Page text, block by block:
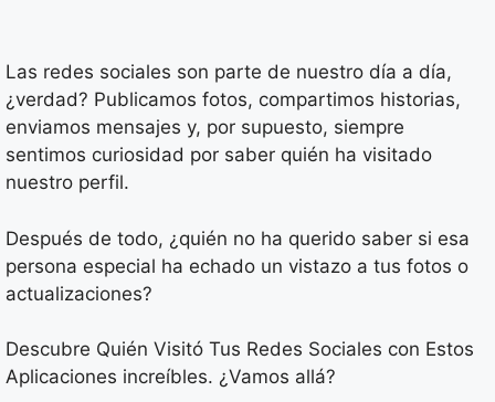
Las redes sociales son parte de nuestro día a día,
¿verdad? Publicamos fotos, compartimos historias,
enviamos mensajes y, por supuesto, siempre
sentimos curiosidad por saber quién ha visitado
nuestro perfil.
Después de todo, ¿quién no ha querido saber si esa
persona especial ha echado un vistazo a tus fotos o
actualizaciones?
Descubre Quién Visitó Tus Redes Sociales con Estos
Aplicaciones increíbles. ¿Vamos allá?